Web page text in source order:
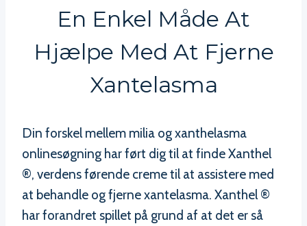
En Enkel Måde At
Hjælpe Med At Fjerne
Xantelasma
Din forskel mellem milia og xanthelasma
onlinesøgning har ført dig til at finde Xanthel
®, verdens førende creme til at assistere med
at behandle og fjerne xantelasma. Xanthel ®
har forandret spillet på grund af at det er så